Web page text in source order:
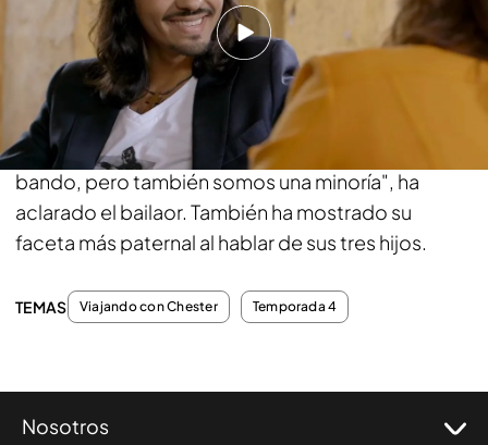
tantos brazos". Pepa Bueno le ha preguntado si
era machista la cultura gitana. "No, machista es el
hombre que lo es, da igual de la cultura que sea.
No se oyen muchos casos de maltratos de
gitanos a gitanas, se escuchan más del otro
bando, pero también somos una minoría", ha
aclarado el bailaor. También ha mostrado su
faceta más paternal al hablar de sus tres hijos.
TEMAS Viajando con Chester Temporada 4
Nosotros